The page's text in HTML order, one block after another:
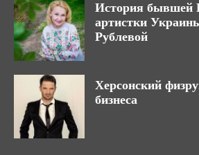
История бывшей
артистки
Рублевой
Херсонский
бизнеса